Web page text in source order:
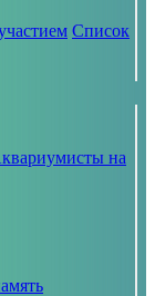
Список
на